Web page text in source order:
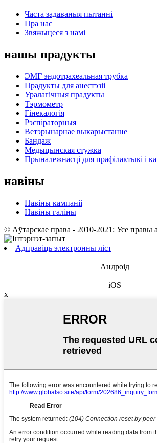
Часта задаваныя пытанні
Пра нас
Звяжыцеся з намі
нашы прадукты
ЭМГ эндотрахеальная трубка
Прадукты для анестэзіі
Уралагічныя прадукты
Тэрмометр
Гінекалогія
Рэспіраторныя
Ветэрынарнае выкарыстанне
Бандаж
Медыцынская стужка
Прыналежнасці для прафілактыкі і
навіны
Навіны кампаніі
Навіны галіны
© Аўтарскае права - 2010-2021: Усе правы
Адправіць электронны ліст
Андроід
iOS
x